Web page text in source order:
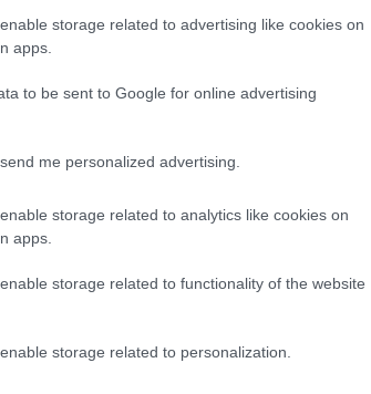
storage related to advertising like cookies on
apps.
to be sent to Google for online advertising
me personalized advertising.
storage related to analytics like cookies on
apps.
storage related to functionality of the website
storage related to personalization.